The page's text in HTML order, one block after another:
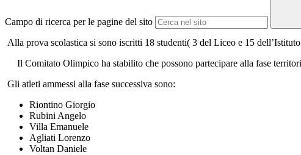
Campo di ricerca per le pagine del sito
Alla prova scolastica si sono iscritti 18 studenti( 3 del Liceo e 15
Il Comitato Olimpico ha stabilito che possono partecipare alla fase
Gli atleti ammessi alla fase successiva sono:
Riontino Giorgio
Rubini Angelo
Villa Emanuele
Agliati Lorenzo
Voltan Daniele